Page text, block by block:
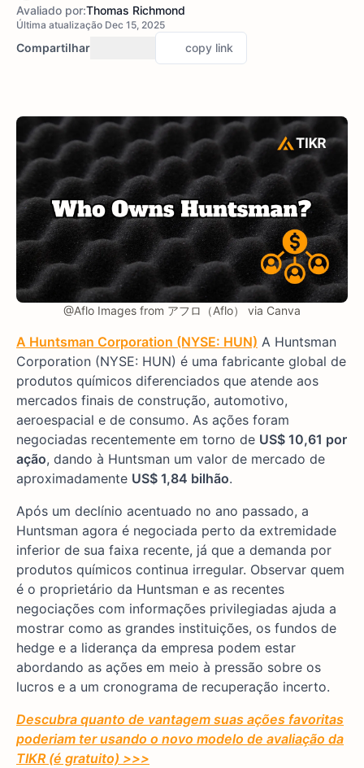
Avaliado por:Thomas Richmond
Última atualização Dec 15, 2025
Compartilhar copy link
@Aflo Images from アフロ（Aflo） via Canva
A Huntsman Corporation (NYSE: HUN) A Huntsman
Corporation (NYSE: HUN) é uma fabricante global de
produtos químicos diferenciados que atende aos
mercados finais de construção, automotivo,
aeroespacial e de consumo. As ações foram
negociadas recentemente em torno de US$ 10,61 por
ação, dando à Huntsman um valor de mercado de
aproximadamente US$ 1,84 bilhão.
Após um declínio acentuado no ano passado, a
Huntsman agora é negociada perto da extremidade
inferior de sua faixa recente, já que a demanda por
produtos químicos continua irregular. Observar quem
é o proprietário da Huntsman e as recentes
negociações com informações privilegiadas ajuda a
mostrar como as grandes instituições, os fundos de
hedge e a liderança da empresa podem estar
abordando as ações em meio à pressão sobre os
lucros e a um cronograma de recuperação incerto.
Descubra quanto de vantagem suas ações favoritas
poderiam ter usando o novo modelo de avaliação da
TIKR (é gratuito) >>>